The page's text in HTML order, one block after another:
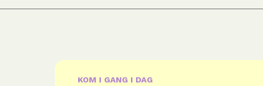
KOM I GANG I DAG